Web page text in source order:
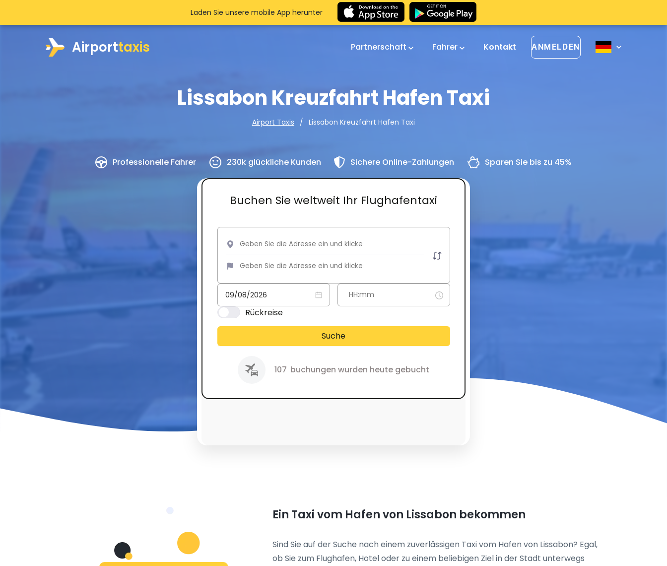
Airporttaxis Partnerschaft Fahrer Kontakt ANMELDEN
Lissabon Kreuzfahrt Hafen Taxi
Airport Taxis Lissabon Kreuzfahrt Hafen Taxi
Professionelle Fahrer 230k glückliche Kunden Sichere Online-Zahlungen Sparen Sie bis zu 45%
Buchen Sie weltweit Ihr Flughafentaxi
Rückreise
Suche
107 buchungen wurden heute gebucht
Laden Sie unsere mobile App herunter
Ein Taxi vom Hafen von Lissabon bekommen
Sind Sie auf der Suche nach einem zuverlässigen Taxi vom Hafen von Lissabon? Egal,
ob Sie zum Flughafen, Hotel oder zu einem beliebigen Ziel in der Stadt unterwegs